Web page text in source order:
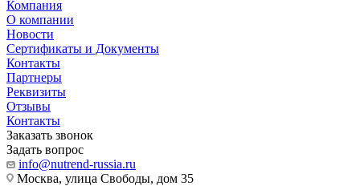
Компания
О компании
Новости
Сертификаты и Документы
Контакты
Партнеры
Реквизиты
Отзывы
Контакты
Заказать звонок
Задать вопрос
info@nutrend-russia.ru
Москва, улица Свободы, дом 35